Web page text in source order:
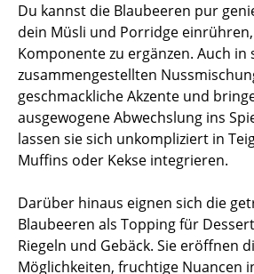
Du kannst die Blaubeeren pur
dein Müsli und Porridge
Komponente zu ergänzen. Auch in
zusammengestellten
geschmackliche Akzente und
ausgewogene Abwechslung ins
lassen sie sich unkompliziert in
Muffins oder Kekse integrieren.
Darüber hinaus eignen sich die
Blaubeeren als Topping für
Riegeln und Gebäck. Sie eröffnen
Möglichkeiten, fruchtige Nuancen